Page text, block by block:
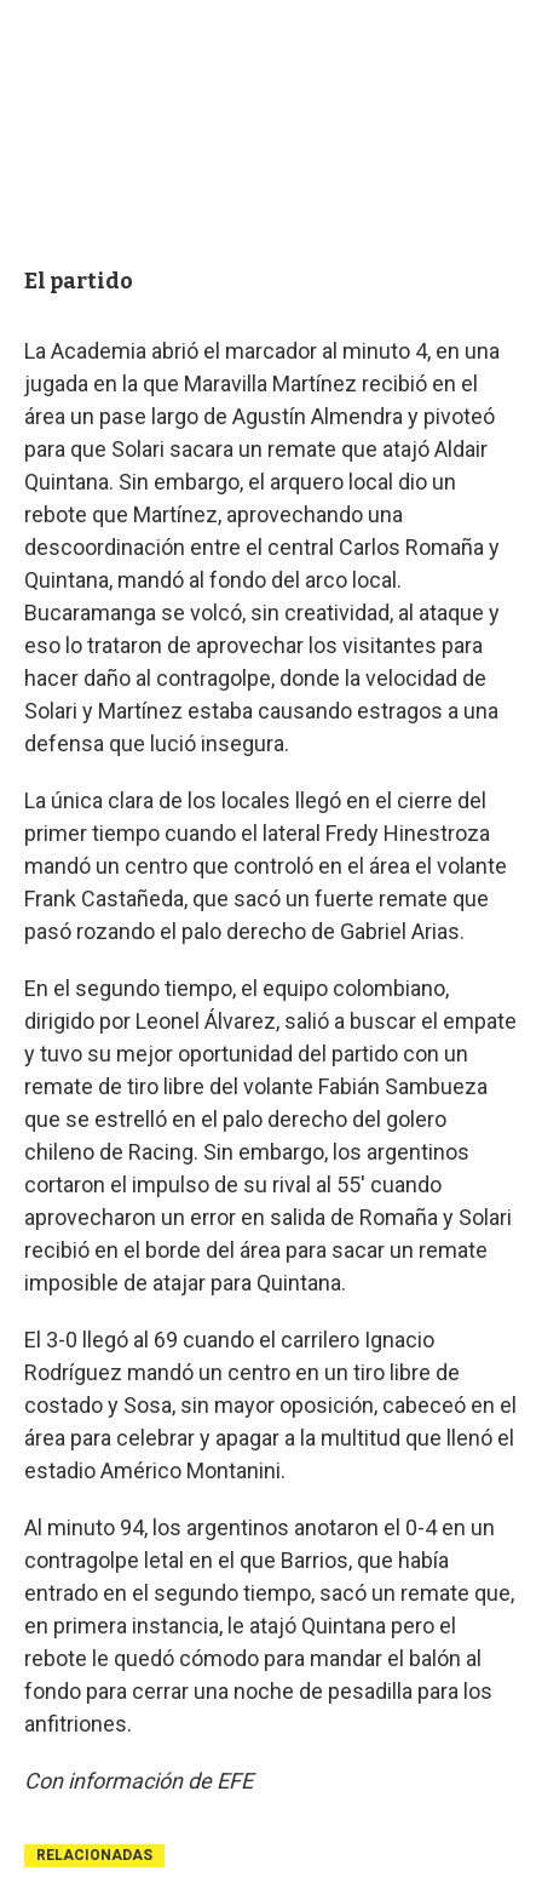
El partido
La Academia abrió el marcador al minuto 4, en una
jugada en la que Maravilla Martínez recibió en el
área un pase largo de Agustín Almendra y pivoteó
para que Solari sacara un remate que atajó Aldair
Quintana. Sin embargo, el arquero local dio un
rebote que Martínez, aprovechando una
descoordinación entre el central Carlos Romaña y
Quintana, mandó al fondo del arco local.
Bucaramanga se volcó, sin creatividad, al ataque y
eso lo trataron de aprovechar los visitantes para
hacer daño al contragolpe, donde la velocidad de
Solari y Martínez estaba causando estragos a una
defensa que lució insegura.
La única clara de los locales llegó en el cierre del
primer tiempo cuando el lateral Fredy Hinestroza
mandó un centro que controló en el área el volante
Frank Castañeda, que sacó un fuerte remate que
pasó rozando el palo derecho de Gabriel Arias.
En el segundo tiempo, el equipo colombiano,
dirigido por Leonel Álvarez, salió a buscar el empate
y tuvo su mejor oportunidad del partido con un
remate de tiro libre del volante Fabián Sambueza
que se estrelló en el palo derecho del golero
chileno de Racing. Sin embargo, los argentinos
cortaron el impulso de su rival al 55' cuando
aprovecharon un error en salida de Romaña y Solari
recibió en el borde del área para sacar un remate
imposible de atajar para Quintana.
El 3-0 llegó al 69 cuando el carrilero Ignacio
Rodríguez mandó un centro en un tiro libre de
costado y Sosa, sin mayor oposición, cabeceó en el
área para celebrar y apagar a la multitud que llenó el
estadio Américo Montanini.
Al minuto 94, los argentinos anotaron el 0-4 en un
contragolpe letal en el que Barrios, que había
entrado en el segundo tiempo, sacó un remate que,
en primera instancia, le atajó Quintana pero el
rebote le quedó cómodo para mandar el balón al
fondo para cerrar una noche de pesadilla para los
anfitriones.
Con información de EFE
RELACIONADAS